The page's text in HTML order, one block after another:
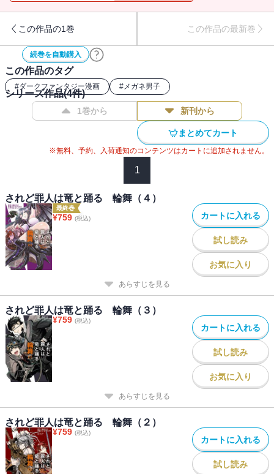
超人気暗黒ライトノベルコミカライズ作品最終巻！
この作品の1巻 この作品の最新巻
続巻を自動購入
この作品のタグ
#ダークファンタジー漫画 #メガネ男子
シリーズ作品(4件)
1巻から 新刊から
まとめてカート
※無料、予約、入荷通知のコンテンツはカートに追加されません。
1
されど罪人は竜と踊る 輪舞（４）
最終巻
¥759 (税込) カートに入れる
試し読み
お気に入り
あらすじを見る
されど罪人は竜と踊る 輪舞（３）
¥759 (税込)
カートに入れる
試し読み
お気に入り
あらすじを見る
されど罪人は竜と踊る 輪舞（２）
¥759 (税込)
カートに入れる
試し読み